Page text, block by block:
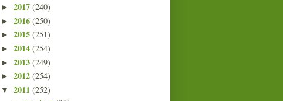
► 2017 (240)
► 2016 (250)
► 2015 (251)
► 2014 (254)
► 2013 (249)
► 2012 (254)
▼ 2011 (252)